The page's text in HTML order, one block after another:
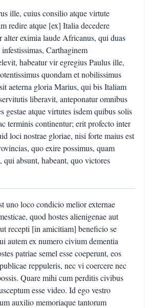
ille, cuius consilio atque virtute
redire atque [ex] Italia decedere
alter eximia laude Africanus, qui duas
Carthaginem
habeatur vir egregius Paulus ille,
quondam et nobilissimus
aeterna gloria Marius, qui bis Italiam
liberavit, anteponatur omnibus
gestae atque virtutes isdem quibus solis
terminis continentur; erit profecto inter
loci nostrae gloriae, nisi forte maius est
quo exire possimus, quam
absunt, habeant, quo victores
uno loco condicio melior externae
quod hostes alienigenae aut
recepti [in amicitiam] beneficio se
autem ex numero civium dementia
patriae semel esse coeperunt, eos
reppuleris, nec vi coercere nec
Quare mihi cum perditis civibus
esse video. Id ego vestro
auxilio memoriaque tantorum